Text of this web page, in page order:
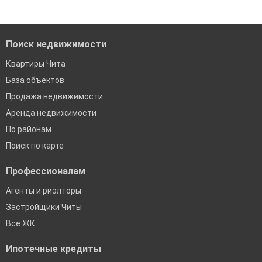
Поиск недвижимости
Квартиры Чита
База объектов
Продажа недвижимости
Аренда недвижимости
По районам
Поиск по карте
Профессионалам
Агенты и риэлторы
Застройщики Читы
Все ЖК
Ипотечные кредиты